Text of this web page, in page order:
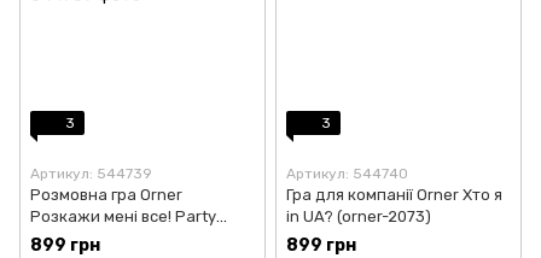
3
Артикул: 544739
Розмовна гра Orner
Розкажи мені все! Party
edition (orner-2249)
899 грн
3
Артикул: 544740
Гра для компанії Orner Хто я
in UA? (orner-2073)
899 грн